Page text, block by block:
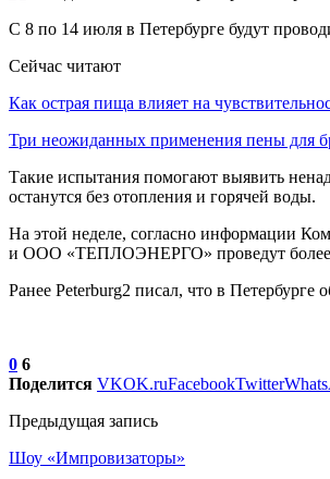
С 8 по 14 июля в Петербурге будут
Сейчас читают
Как острая пища влияет на
Три неожиданных применения пены для
Такие испытания помогают выявить
останутся без отопления и горячей воды.
На этой неделе, согласно информации
и ООО «ТЕПЛОЭНЕРГО» проведут более
Ранее Peterburg2 писал, что в Петербурге
0 6
Поделится VKOK.ruFacebookTwitter
Предыдущая запись
Шоу «Импровизаторы»